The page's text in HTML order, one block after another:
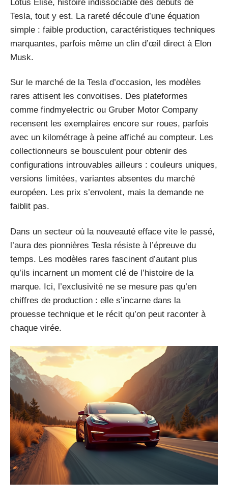
Lotus Elise, histoire indissociable des débuts de
Tesla, tout y est. La rareté découle d’une équation
simple : faible production, caractéristiques techniques
marquantes, parfois même un clin d’œil direct à Elon
Musk.
Sur le marché de la Tesla d’occasion, les modèles
rares attisent les convoitises. Des plateformes
comme findmyelectric ou Gruber Motor Company
recensent les exemplaires encore sur roues, parfois
avec un kilométrage à peine affiché au compteur. Les
collectionneurs se bousculent pour obtenir des
configurations introuvables ailleurs : couleurs uniques,
versions limitées, variantes absentes du marché
européen. Les prix s’envolent, mais la demande ne
faiblit pas.
Dans un secteur où la nouveauté efface vite le passé,
l’aura des pionnières Tesla résiste à l’épreuve du
temps. Les modèles rares fascinent d’autant plus
qu’ils incarnent un moment clé de l’histoire de la
marque. Ici, l’exclusivité ne se mesure pas qu’en
chiffres de production : elle s’incarne dans la
prouesse technique et le récit qu’on peut raconter à
chaque virée.